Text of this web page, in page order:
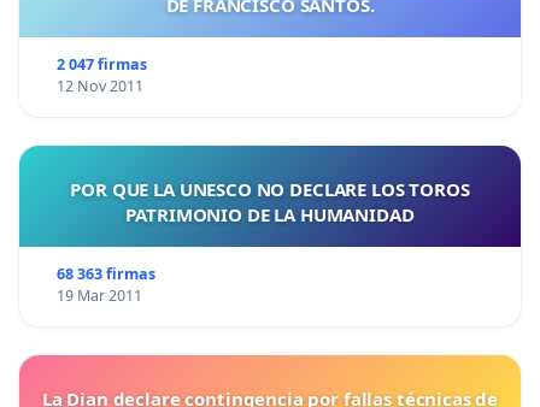
DE FRANCISCO SANTOS.
2 047 firmas
12 Nov 2011
POR QUE LA UNESCO NO DECLARE LOS TOROS
PATRIMONIO DE LA HUMANIDAD
68 363 firmas
19 Mar 2011
La Dian declare contingencia por fallas técnicas de